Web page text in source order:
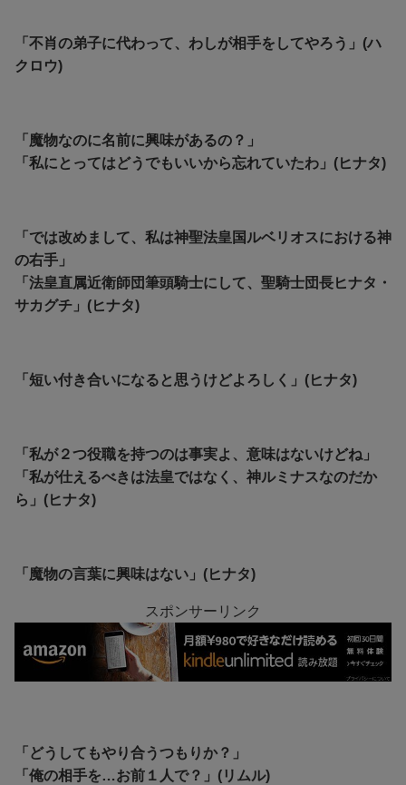
「不肖の弟子に代わって、わしが相手をしてやろう」(ハ
クロウ)
「魔物なのに名前に興味があるの？」
「私にとってはどうでもいいから忘れていたわ」(ヒナタ)
「では改めまして、私は神聖法皇国ルベリオスにおける神
の右手」
「法皇直属近衛師団筆頭騎士にして、聖騎士団長ヒナタ・
サカグチ」(ヒナタ)
「短い付き合いになると思うけどよろしく」(ヒナタ)
「私が２つ役職を持つのは事実よ、意味はないけどね」
「私が仕えるべきは法皇ではなく、神ルミナスなのだか
ら」(ヒナタ)
「魔物の言葉に興味はない」(ヒナタ)
スポンサーリンク
「どうしてもやり合うつもりか？」
「俺の相手を…お前１人で？」(リムル)